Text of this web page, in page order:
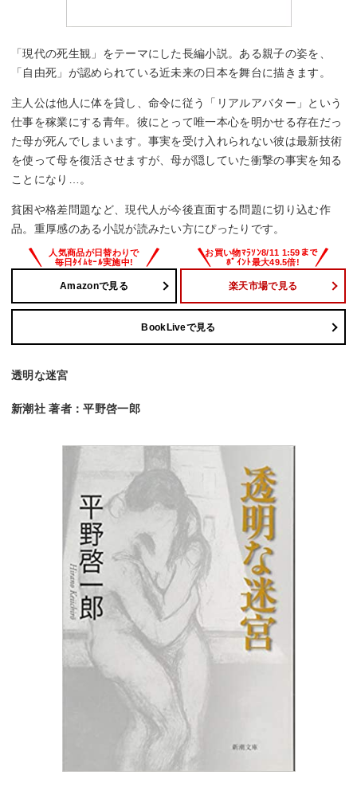
「現代の死生観」をテーマにした長編小説。ある親子の姿を、
「自由死」が認められている近未来の日本を舞台に描きます。
主人公は他人に体を貸し、命令に従う「リアルアバター」という
仕事を稼業にする青年。彼にとって唯一本心を明かせる存在だっ
た母が死んでしまいます。事実を受け入れられない彼は最新技術
を使って母を復活させますが、母が隠していた衝撃の事実を知る
ことになり…。
貧困や格差問題など、現代人が今後直面する問題に切り込む作
品。重厚感のある小説が読みたい方にぴったりです。
Amazonで見る 楽天市場で見る
BookLiveで見る
透明な迷宮
新潮社 著者：平野啓一郎